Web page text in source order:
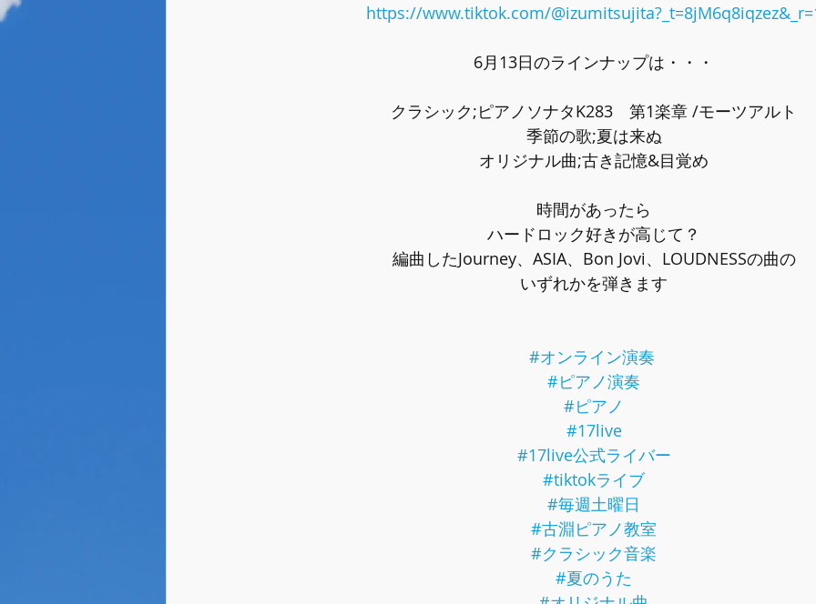
https://www.tiktok.com/
6月13日のラインナップは・・・
クラシック;ピアノソナタK283　第1楽章 /モーツアルト
季節の歌;夏は来ぬ
オリジナル曲;古き記憶&目覚め
時間があったら
ハードロック好きが高じて？
編曲したJourney、ASIA、Bon Jovi、LOUDNESSの曲の
いずれかを弾きます
#オンライン演奏
#ピアノ演奏
#ピアノ
#17live
#17live公式ライバー
#tiktokライブ
#毎週土曜日
#古淵ピアノ教室
#クラシック音楽
#夏のうた